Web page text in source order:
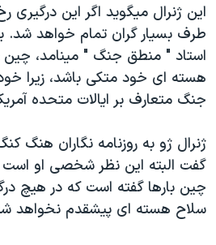
علم و فناوری
اسرائیل در جنگ
گالری عکس
آرشیو پخش زنده
رمز مهسا
ورزش زنان در ایران
اعتراضات زن، زندگی، آزادی
مجموعه مستندهای دادخواهی
تریبونال مردمی آبان ۹۸
دادگاه حمید نوری
چهل سال گروگان‌گیری
قانون شفافیت دارائی کادر رهبری ایران
زبانهای مختلف
اين ژنرال ميگويد اگر اين درگيری
طرف بسيار گران تمام خواهد شد.
استاد " منطق جنگ " مينامد، چين
هسته ای خود متکی باشد، زيرا خود
جنگ متعارف بر ايالات متحده
ژنرال ژو به روزنامه نگاران هنگ
گفت البته اين نظر شخصی او
چين بارها گفته است که در هيچ
سلاح هسته ای پيشقدم نخواهد